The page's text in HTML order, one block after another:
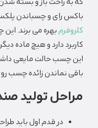
باکس رای و چسباندن
کلروفرمبهره می برند‌.
کاربرد دارد و هیچ ماده
این چسب حالت مایعی
باقی نماندن زائده
مراحل تولید
د‌‌ر قدم او‌‌ل باید